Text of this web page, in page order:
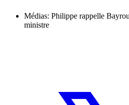
Médias: Philippe rappelle
ministre